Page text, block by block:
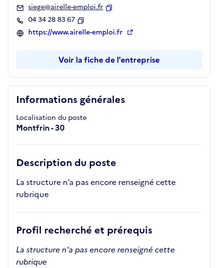
Informations générales
Localisation du poste
Montfrin - 30
Description du poste
La structure n’a pas encore renseigné cette
rubrique
Profil recherché et prérequis
La structure n'a pas encore renseigné cette
rubrique
siege@airelle-emploi.fr
04 34 28 83 67
Copier
https://www.airelle-emploi.fr
Voir la fiche de l'entreprise